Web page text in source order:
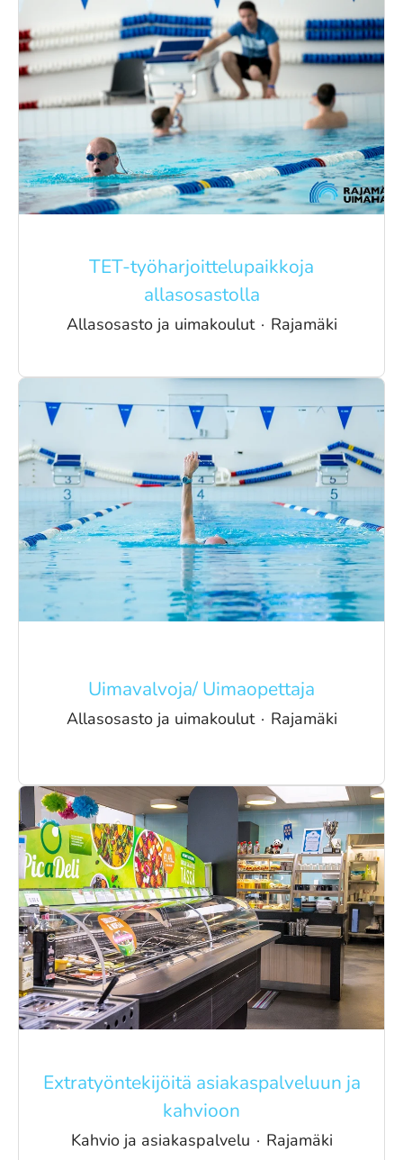
TET-työharjoittelupaikkoja
allasosastolla
Allasosasto ja uimakoulut · Rajamäki
Uimavalvoja/ Uimaopettaja
Allasosasto ja uimakoulut · Rajamäki
Extratyöntekijöitä asiakaspalveluun ja
kahvioon
Kahvio ja asiakaspalvelu · Rajamäki